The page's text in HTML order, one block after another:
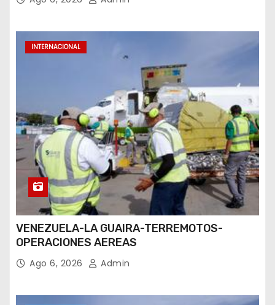
INTERNACIONAL
VENEZUELA-LA GUAIRA-TERREMOTOS-
OPERACIONES AEREAS
Ago 6, 2026 Admin